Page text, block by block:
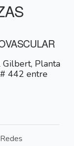
Planta
442 entre
Redes